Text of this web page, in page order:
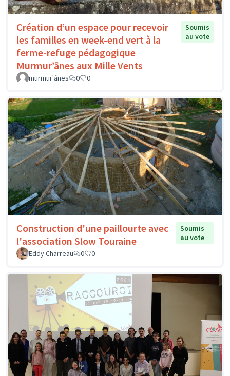
Création d’un espace pour recevoir
les familles en week-end vert à la
ferme-refuge pédagogique
Murmur’ânes aux Mille Vents
Soumis
au vote
murmur'ânes 0 0
Construction d'une paillourte avec
l'association Slow Touraine
Soumis
au vote
Eddy Charreau
0 0